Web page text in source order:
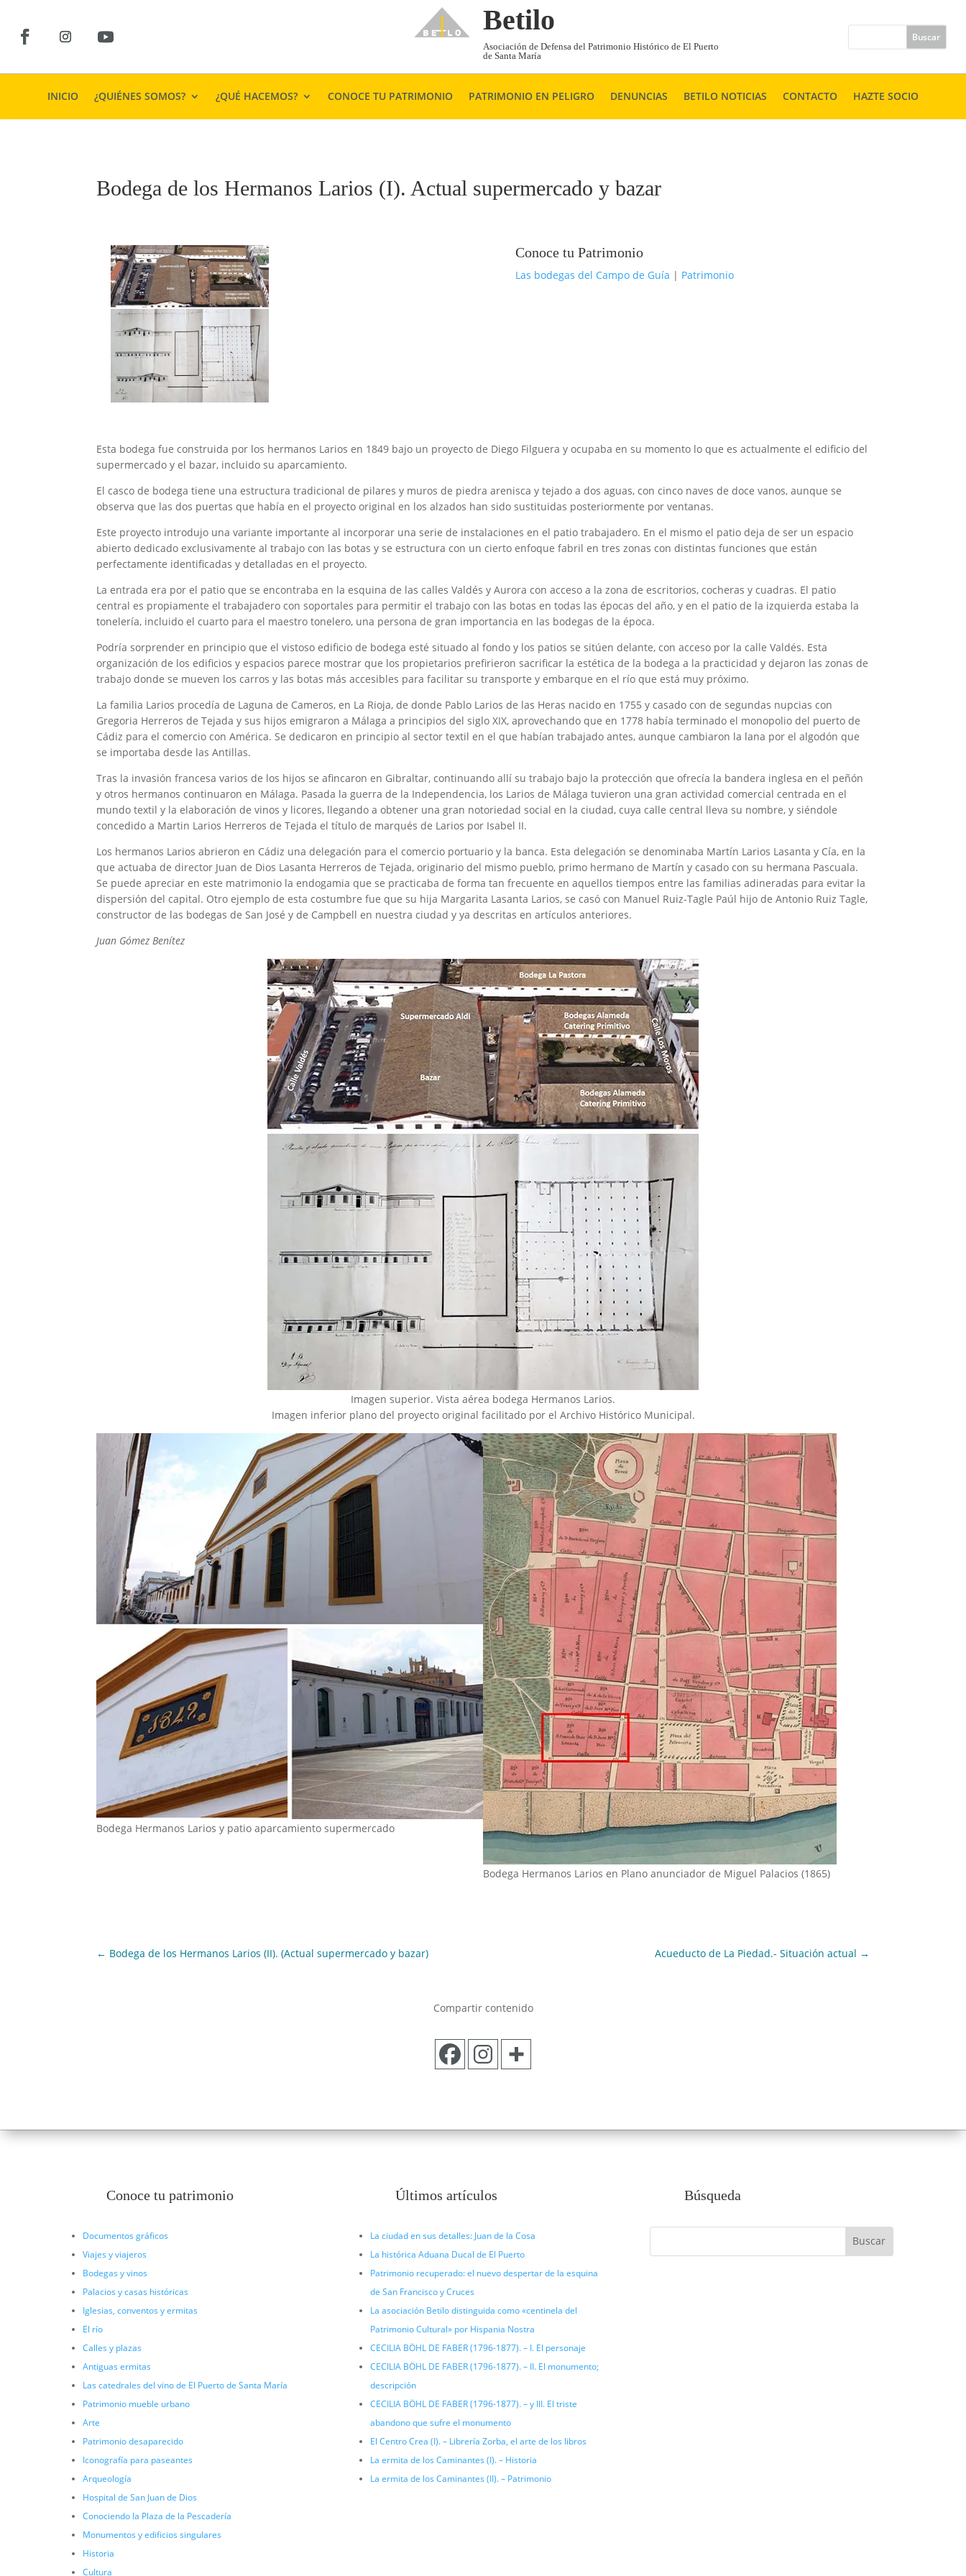
Betilo
Asociación de Defensa del Patrimonio Histórico de El Puerto
de Santa María
INICIO ¿QUIÉNES SOMOS? ¿QUÉ HACEMOS? CONOCE TU PATRIMONIO PATRIMONIO EN PELIGRO DENUNCIAS BETILO NOTICIAS CONTACTO HAZTE SOCIO
Bodega de los Hermanos Larios (I). Actual supermercado y bazar
Conoce tu Patrimonio
Las bodegas del Campo de Guía | Patrimonio
Esta bodega fue construida por los hermanos Larios en 1849 bajo un proyecto de Diego Filguera y ocupaba en su momento lo que es actualmente el edificio del
supermercado y el bazar, incluido su aparcamiento.
El casco de bodega tiene una estructura tradicional de pilares y muros de piedra arenisca y tejado a dos aguas, con cinco naves de doce vanos, aunque se
observa que las dos puertas que había en el proyecto original en los alzados han sido sustituidas posteriormente por ventanas.
Este proyecto introdujo una variante importante al incorporar una serie de instalaciones en el patio trabajadero. En el mismo el patio deja de ser un espacio
abierto dedicado exclusivamente al trabajo con las botas y se estructura con un cierto enfoque fabril en tres zonas con distintas funciones que están
perfectamente identificadas y detalladas en el proyecto.
La entrada era por el patio que se encontraba en la esquina de las calles Valdés y Aurora con acceso a la zona de escritorios, cocheras y cuadras. El patio
central es propiamente el trabajadero con soportales para permitir el trabajo con las botas en todas las épocas del año, y en el patio de la izquierda estaba la
tonelería, incluido el cuarto para el maestro tonelero, una persona de gran importancia en las bodegas de la época.
Podría sorprender en principio que el vistoso edificio de bodega esté situado al fondo y los patios se sitúen delante, con acceso por la calle Valdés. Esta
organización de los edificios y espacios parece mostrar que los propietarios prefirieron sacrificar la estética de la bodega a la practicidad y dejaron las zonas de
trabajo donde se mueven los carros y las botas más accesibles para facilitar su transporte y embarque en el río que está muy próximo.
La familia Larios procedía de Laguna de Cameros, en La Rioja, de donde Pablo Larios de las Heras nacido en 1755 y casado con de segundas nupcias con
Gregoria Herreros de Tejada y sus hijos emigraron a Málaga a principios del siglo XIX, aprovechando que en 1778 había terminado el monopolio del puerto de
Cádiz para el comercio con América. Se dedicaron en principio al sector textil en el que habían trabajado antes, aunque cambiaron la lana por el algodón que
se importaba desde las Antillas.
Tras la invasión francesa varios de los hijos se afincaron en Gibraltar, continuando allí su trabajo bajo la protección que ofrecía la bandera inglesa en el peñón
y otros hermanos continuaron en Málaga. Pasada la guerra de la Independencia, los Larios de Málaga tuvieron una gran actividad comercial centrada en el
mundo textil y la elaboración de vinos y licores, llegando a obtener una gran notoriedad social en la ciudad, cuya calle central lleva su nombre, y siéndole
concedido a Martin Larios Herreros de Tejada el título de marqués de Larios por Isabel II.
Los hermanos Larios abrieron en Cádiz una delegación para el comercio portuario y la banca. Esta delegación se denominaba Martín Larios Lasanta y Cía, en la
que actuaba de director Juan de Dios Lasanta Herreros de Tejada, originario del mismo pueblo, primo hermano de Martín y casado con su hermana Pascuala.
Se puede apreciar en este matrimonio la endogamia que se practicaba de forma tan frecuente en aquellos tiempos entre las familias adineradas para evitar la
dispersión del capital. Otro ejemplo de esta costumbre fue que su hija Margarita Lasanta Larios, se casó con Manuel Ruiz-Tagle Paúl hijo de Antonio Ruiz Tagle,
constructor de las bodegas de San José y de Campbell en nuestra ciudad y ya descritas en artículos anteriores.
Juan Gómez Benítez
Imagen superior. Vista aérea bodega Hermanos Larios.
Imagen inferior plano del proyecto original facilitado por el Archivo Histórico Municipal.
Bodega Hermanos Larios y patio aparcamiento supermercado
Bodega Hermanos Larios en Plano anunciador de Miguel Palacios (1865)
← Bodega de los Hermanos Larios (II). (Actual supermercado y bazar) Acueducto de La Piedad.- Situación actual →
Compartir contenido
Conoce tu patrimonio
Documentos gráficos
Viajes y viajeros
Bodegas y vinos
Palacios y casas históricas
Iglesias, conventos y ermitas
El río
Calles y plazas
Antiguas ermitas
Las catedrales del vino de El Puerto de Santa María
Patrimonio mueble urbano
Arte
Patrimonio desaparecido
Iconografía para paseantes
Arqueología
Hospital de San Juan de Dios
Conociendo la Plaza de la Pescadería
Monumentos y edificios singulares
Historia
Cultura
Últimos artículos
La ciudad en sus detalles: Juan de la Cosa
La histórica Aduana Ducal de El Puerto
Patrimonio recuperado: el nuevo despertar de la esquina
de San Francisco y Cruces
La asociación Betilo distinguida como «centinela del
Patrimonio Cultural» por Hispania Nostra
CECILIA BÖHL DE FABER (1796-1877). – I. El personaje
CECILIA BÖHL DE FABER (1796-1877). – II. El monumento;
descripción
CECILIA BÖHL DE FABER (1796-1877). – y III. El triste
abandono que sufre el monumento
El Centro Crea (I). – Librería Zorba, el arte de los libros
La ermita de los Caminantes (I). – Historia
La ermita de los Caminantes (II). – Patrimonio
Búsqueda